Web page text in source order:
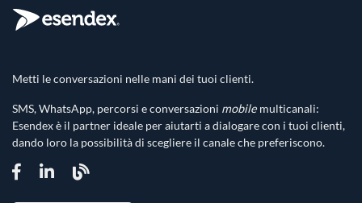
Metti le conversazioni nelle mani dei tuoi clienti.
SMS, WhatsApp, percorsi e conversazioni mobile multicanali:
Esendex è il partner ideale per aiutarti a dialogare con i tuoi clienti,
dando loro la possibilità di scegliere il canale che preferiscono.